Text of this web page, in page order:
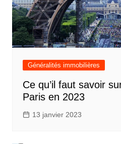
Généralités immobilières
Ce qu’il faut savoir
Paris en 2023
13 janvier 2023